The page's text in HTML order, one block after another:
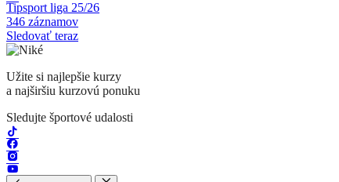
Tipsport liga 25/26
346 záznamov
Sledovať teraz
Užite si najlepšie kurzy
a najširšiu kurzovú ponuku
Sledujte športové udalosti